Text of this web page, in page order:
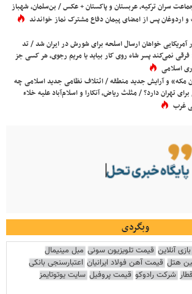
سران ترکیه، عربستان و پاکستان + عکس / بن‌سلمان، شهباز
اردوغان پس از امضای پیمان دفاع مشترک نماز خواندند
آمریکایی خواهان ارسال اسلحه برای شورش در ایران شد / تد
نمی‌کند پسر شاه روی کار بیاید یا مریم رجوی، هر کسی جز
اسلامی
مکه» و آرایش جدید منطقه / ائتلاف نظامی جدید اسلامی چه
تهران دارد؟ / مثلث ریاض، آنکارا و اسلام‌آباد علیه خلاء
غرب
وبگردی
بازی آنلاین قیمت تلویزیون سونی مبل مینیمال
هتل قیمت آهن فولاد ایرانیان اعتبارسنجی بانکی
شرکت رادوکو قیمت پروفیل سایت یوتوتایمز